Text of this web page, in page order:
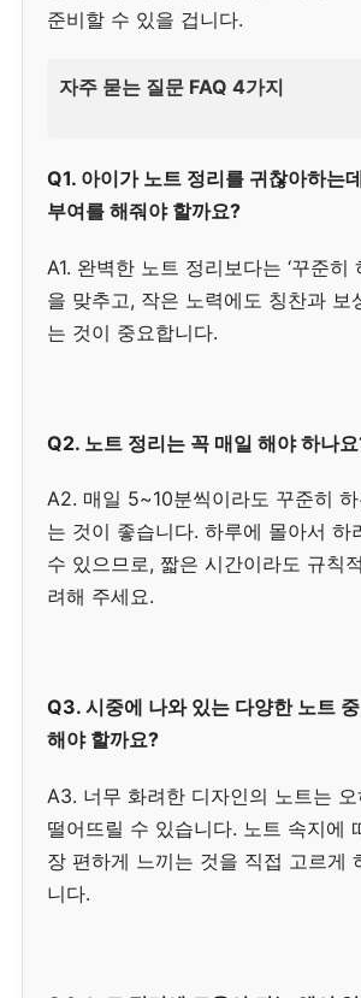
준비할 수 있을 겁니다.
자주 묻는 질문 FAQ 4가지
Q1. 아이가 노트 정리를 귀찮아하는
부여를 해줘야 할까요?
A1. 완벽한 노트 정리보다는 ‘꾸준히
을 맞추고, 작은 노력에도 칭찬과 보
는 것이 중요합니다.
Q2. 노트 정리는 꼭 매일 해야 하나
A2. 매일 5~10분씩이라도 꾸준히
는 것이 좋습니다. 하루에 몰아서 하
수 있으므로, 짧은 시간이라도 규칙
려해 주세요.
Q3. 시중에 나와 있는 다양한 노트
해야 할까요?
A3. 너무 화려한 디자인의 노트는
떨어뜨릴 수 있습니다. 노트 속지에
장 편하게 느끼는 것을 직접 고르게
니다.